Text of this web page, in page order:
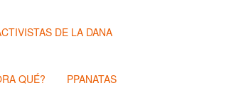
DE LA DANA
QUÉ? PPANATAS